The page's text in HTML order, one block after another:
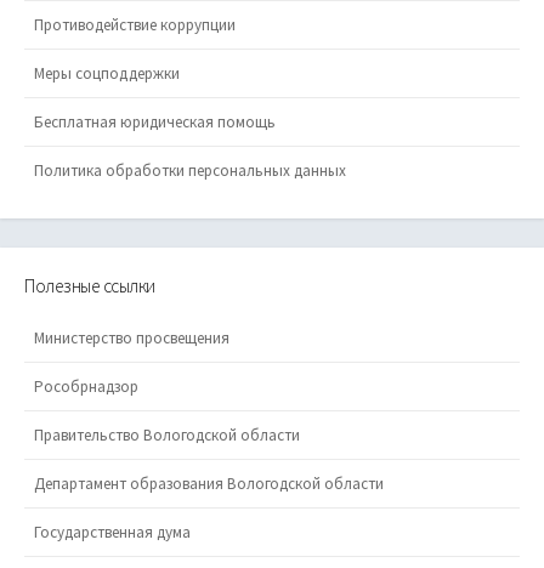
Противодействие коррупции
Меры соцподдержки
Бесплатная юридическая помощь
Политика обработки персональных данных
Полезные ссылки
Министерство просвещения
Рособрнадзор
Правительство Вологодской области
Департамент образования Вологодской области
Государственная дума